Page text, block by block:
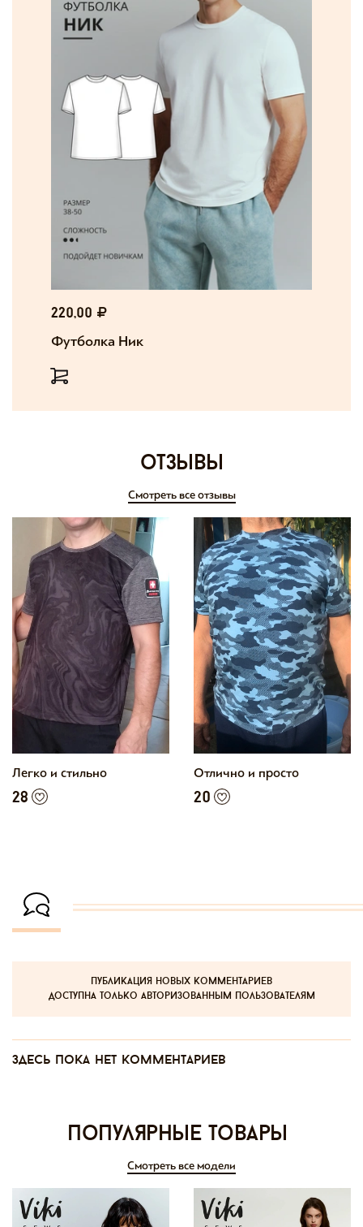
220,00
Футболка Ник
отзывы
Смотреть все отзывы
Легко и стильно
28
Отлично и просто
20
публикация новых комментариев
доступна только авторизованным пользователям
Здесь пока нет комментариев
Популярные товары
Смотреть все модели